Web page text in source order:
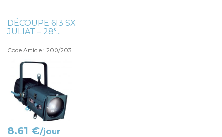
DÉCOUPE 613 SX
JULIAT – 28°...
Code Article : 200/203
8.61 €/jour